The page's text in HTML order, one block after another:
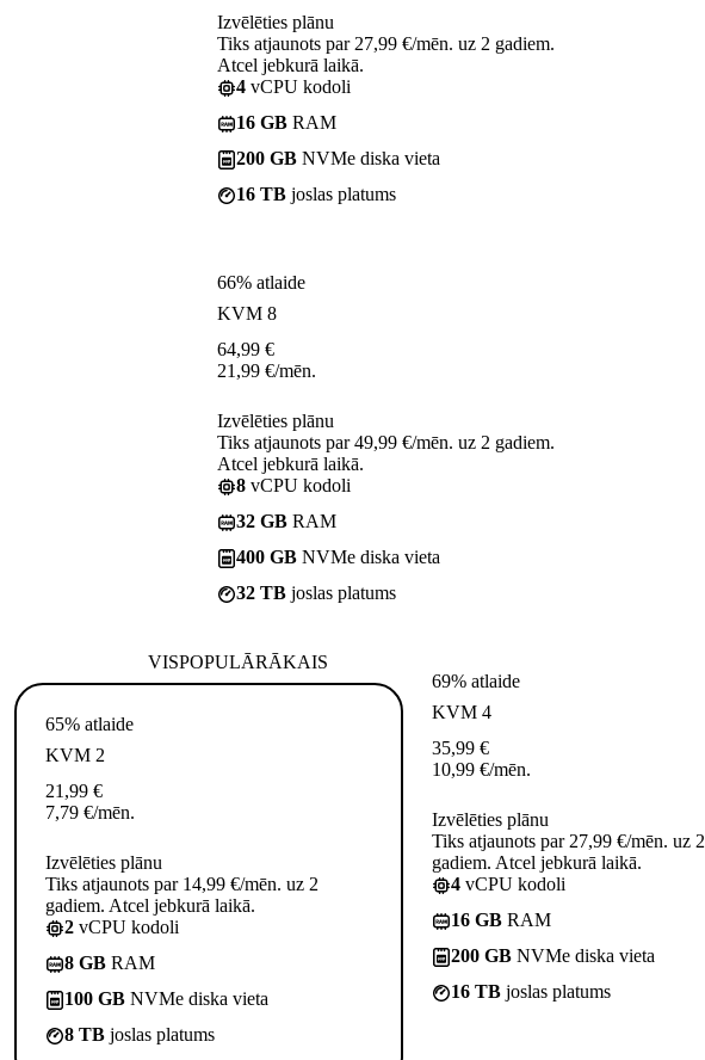
Izvēlēties plānu
Tiks atjaunots par 27,99 €/mēn. uz 2 gadiem.
Atcel jebkurā laikā.
4 vCPU kodoli
16 GB RAM
200 GB NVMe diska vieta
16 TB joslas platums
66% atlaide
KVM 8
64,99 €
21,99 €/mēn.
Izvēlēties plānu
Tiks atjaunots par 49,99 €/mēn. uz 2 gadiem.
Atcel jebkurā laikā.
8 vCPU kodoli
32 GB RAM
400 GB NVMe diska vieta
32 TB joslas platums
VISPOPULĀRĀKAIS
65% atlaide
KVM 2
21,99 €
7,79 €/mēn.
Izvēlēties plānu
Tiks atjaunots par 14,99 €/mēn. uz 2
gadiem. Atcel jebkurā laikā.
2 vCPU kodoli
8 GB RAM
100 GB NVMe diska vieta
8 TB joslas platums
69% atlaide
KVM 4
35,99 €
10,99 €/mēn.
Izvēlēties plānu
Tiks atjaunots par 27,99 €/mēn. uz 2
gadiem. Atcel jebkurā laikā.
4 vCPU kodoli
16 GB RAM
200 GB NVMe diska vieta
16 TB joslas platums